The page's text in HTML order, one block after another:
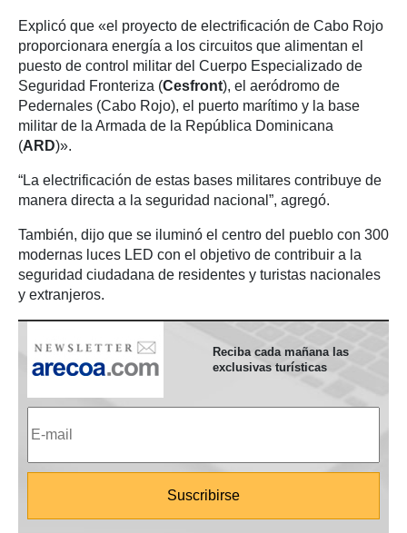
Explicó que «el proyecto de electrificación de Cabo Rojo
proporcionara energía a los circuitos que alimentan el
puesto de control militar del Cuerpo Especializado de
Seguridad Fronteriza (Cesfront), el aeródromo de
Pedernales (Cabo Rojo), el puerto marítimo y la base
militar de la Armada de la República Dominicana
(ARD)».
“La electrificación de estas bases militares contribuye de
manera directa a la seguridad nacional”, agregó.
También, dijo que se iluminó el centro del pueblo con 300
modernas luces LED con el objetivo de contribuir a la
seguridad ciudadana de residentes y turistas nacionales
y extranjeros.
Reciba cada mañana las
exclusivas turísticas